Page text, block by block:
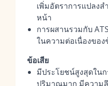
เพิ่มอัตราการแปลง
หน้า
การผสานรวมกับ
ในความต่อเนื่องขอ
ข้อเสีย
มีประโยชน์สูงสุดใน
ปริมาณมาก มีความ